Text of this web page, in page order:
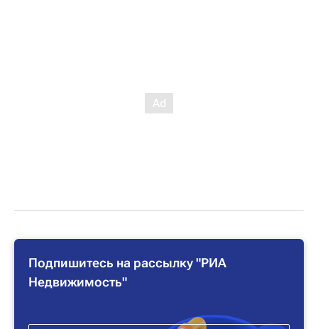
Подпишитесь на рассылку "РИА
Недвижимость"